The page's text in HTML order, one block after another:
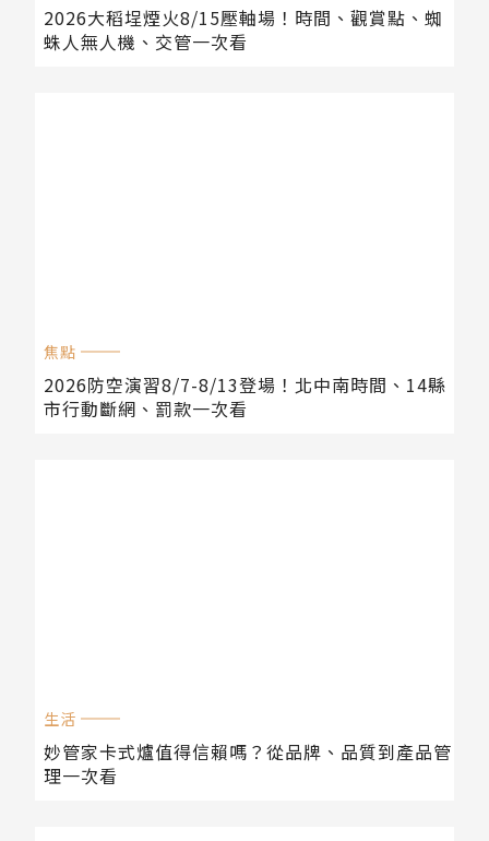
2026大稻埕煙火8/15壓軸場！時間、觀賞點、蜘
蛛人無人機、交管一次看
焦點
2026防空演習8/7-8/13登場！北中南時間、14縣
市行動斷網、罰款一次看
生活
妙管家卡式爐值得信賴嗎？從品牌、品質到產品管
理一次看